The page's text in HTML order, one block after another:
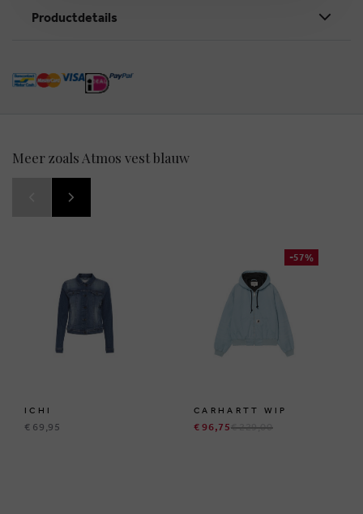
Productdetails
Meer zoals Atmos vest blauw
ICHI
€ 69,95
-57%
CARHARTT WIP
€ 96,75€ 229,00